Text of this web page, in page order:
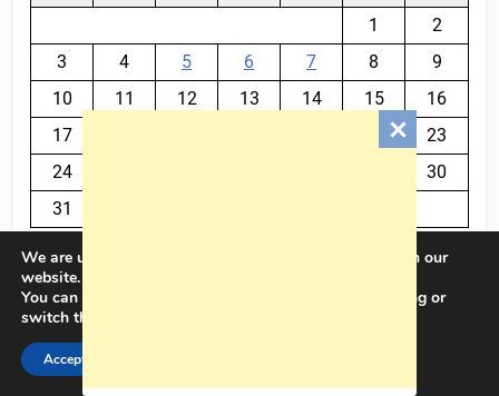
1
2
3
4 5 6 7 8
9
10
11 12 13 14 15
16
17
23
24
30
31
BalkanPlus 2024© Powered By
We are using cookies to give you the best experience on our
website.
You can find out more about which cookies we are using or
switch them off in
Accept